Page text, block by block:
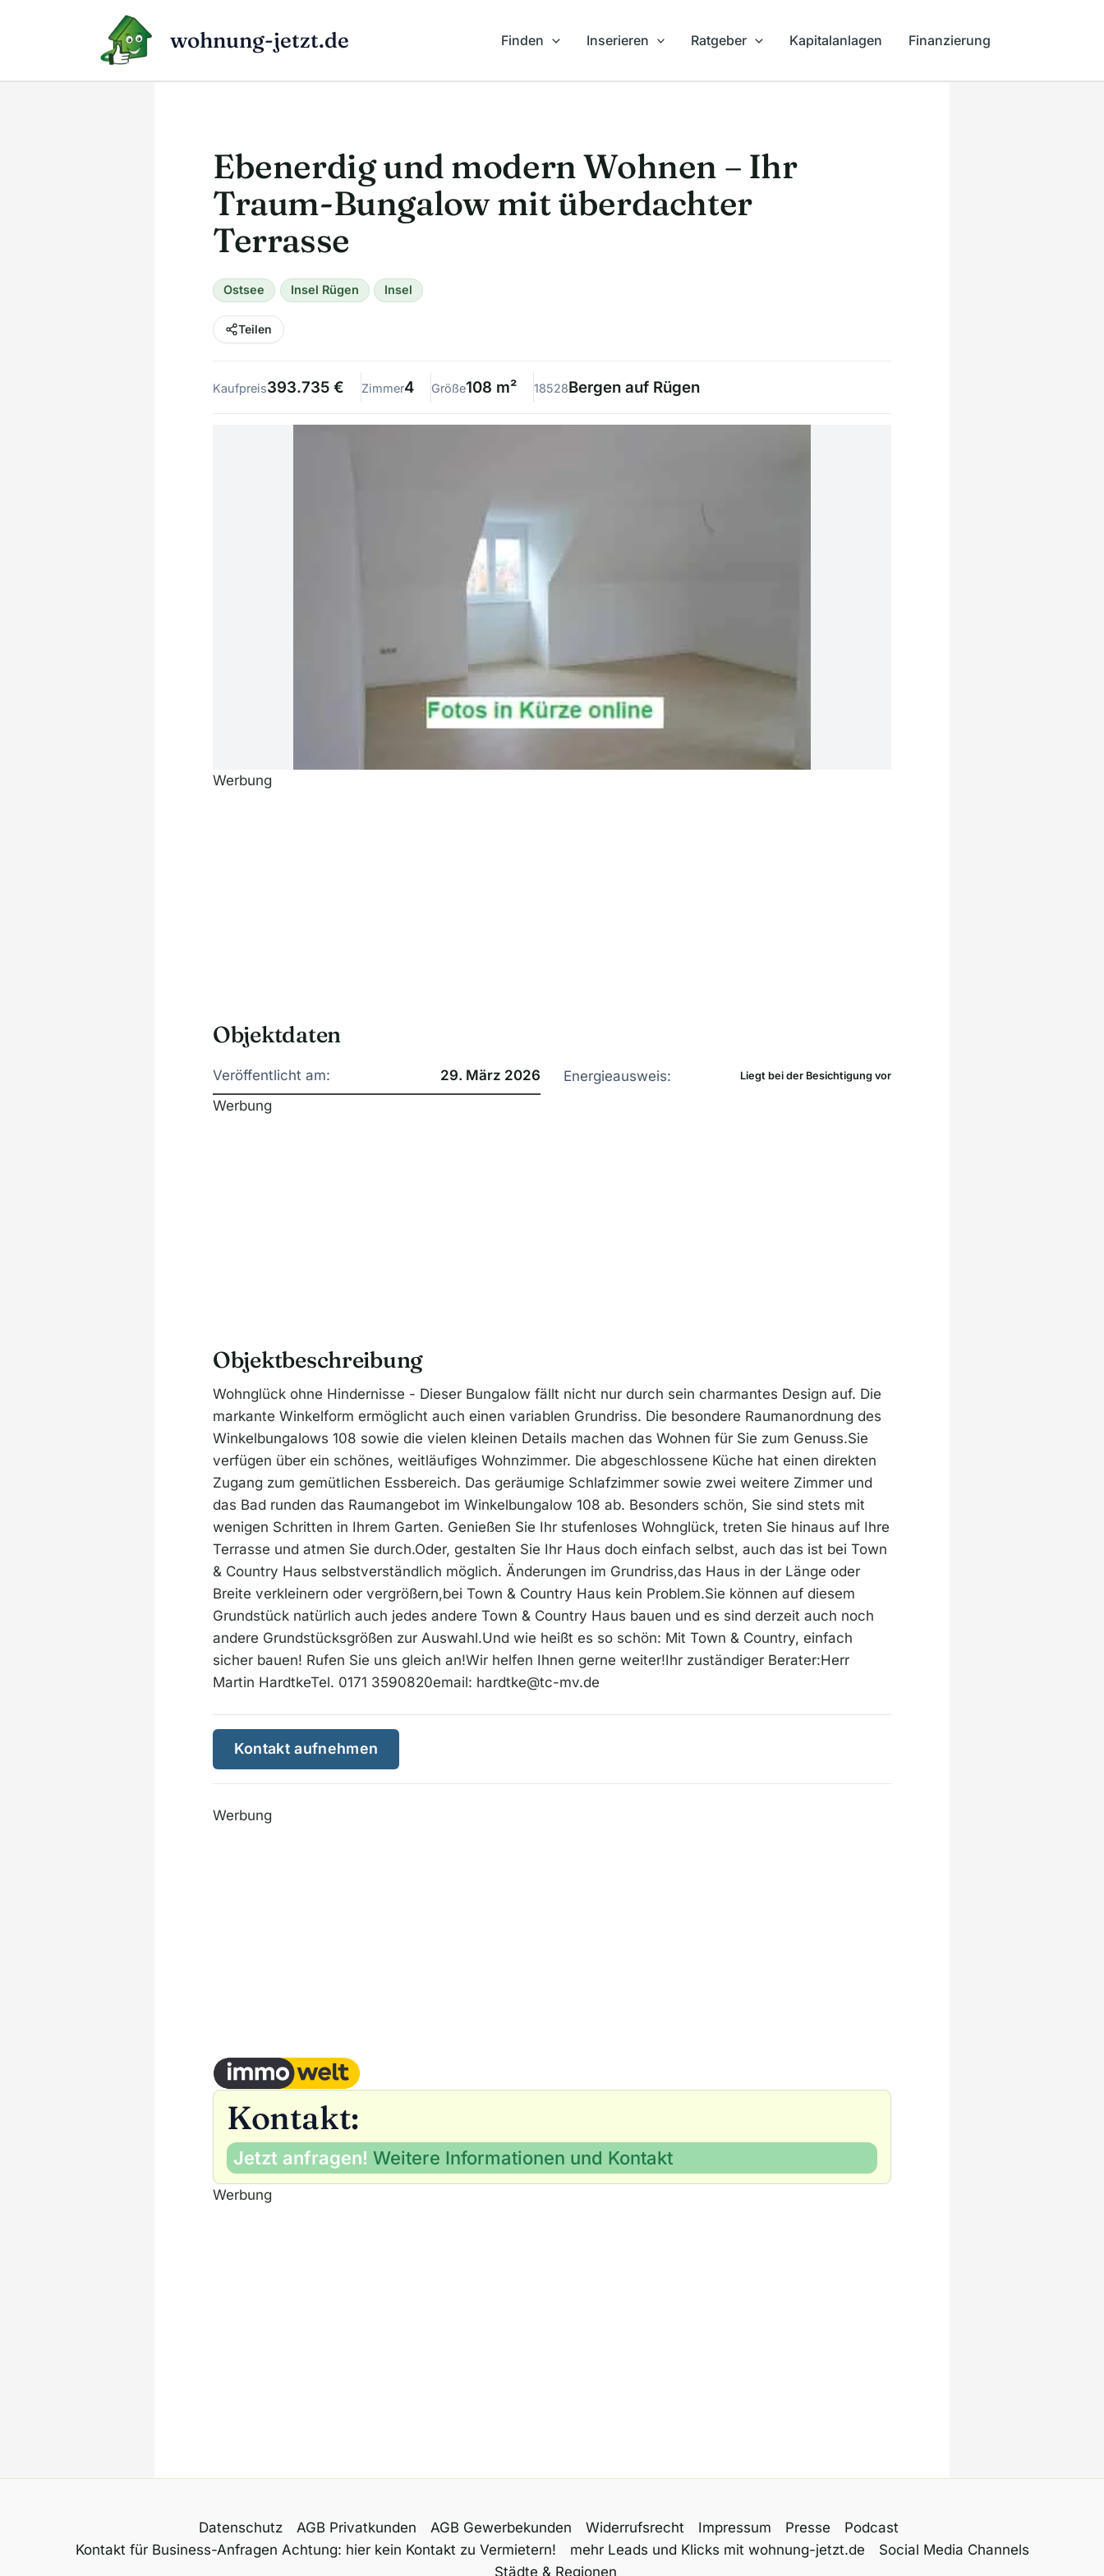
wohnung-jetzt.de Finden Inserieren Ratgeber Kapitalanlagen Finanzierung
Ebenerdig und modern Wohnen – Ihr
Traum-Bungalow mit überdachter
Terrasse
Ostsee Insel Rügen Insel
Teilen
Kaufpreis393.735 € Zimmer4 Größe108 m² 18528Bergen auf Rügen
Werbung
Objektdaten
Veröffentlicht am: 29. März 2026 Energieausweis: Liegt bei der Besichtigung vor
Werbung
Objektbeschreibung
Wohnglück ohne Hindernisse - Dieser Bungalow fällt nicht nur durch sein charmantes Design auf. Die
markante Winkelform ermöglicht auch einen variablen Grundriss. Die besondere Raumanordnung des
Winkelbungalows 108 sowie die vielen kleinen Details machen das Wohnen für Sie zum Genuss.Sie
verfügen über ein schönes, weitläufiges Wohnzimmer. Die abgeschlossene Küche hat einen direkten
Zugang zum gemütlichen Essbereich. Das geräumige Schlafzimmer sowie zwei weitere Zimmer und
das Bad runden das Raumangebot im Winkelbungalow 108 ab. Besonders schön, Sie sind stets mit
wenigen Schritten in Ihrem Garten. Genießen Sie Ihr stufenloses Wohnglück, treten Sie hinaus auf Ihre
Terrasse und atmen Sie durch.Oder, gestalten Sie Ihr Haus doch einfach selbst, auch das ist bei Town
& Country Haus selbstverständlich möglich. Änderungen im Grundriss,das Haus in der Länge oder
Breite verkleinern oder vergrößern,bei Town & Country Haus kein Problem.Sie können auf diesem
Grundstück natürlich auch jedes andere Town & Country Haus bauen und es sind derzeit auch noch
andere Grundstücksgrößen zur Auswahl.Und wie heißt es so schön: Mit Town & Country, einfach
sicher bauen! Rufen Sie uns gleich an!Wir helfen Ihnen gerne weiter!Ihr zuständiger Berater:Herr
Martin HardtkeTel. 0171 3590820email: hardtke@tc-mv.de
Kontakt aufnehmen
Werbung
Kontakt:
Jetzt anfragen! Weitere Informationen und Kontakt
Werbung
Datenschutz AGB Privatkunden AGB Gewerbekunden Widerrufsrecht Impressum Presse
Podcast
Kontakt für Business-Anfragen Achtung: hier kein Kontakt zu Vermietern!
mehr Leads und Klicks mit wohnung-jetzt.de
Social Media Channels
Städte & Regionen